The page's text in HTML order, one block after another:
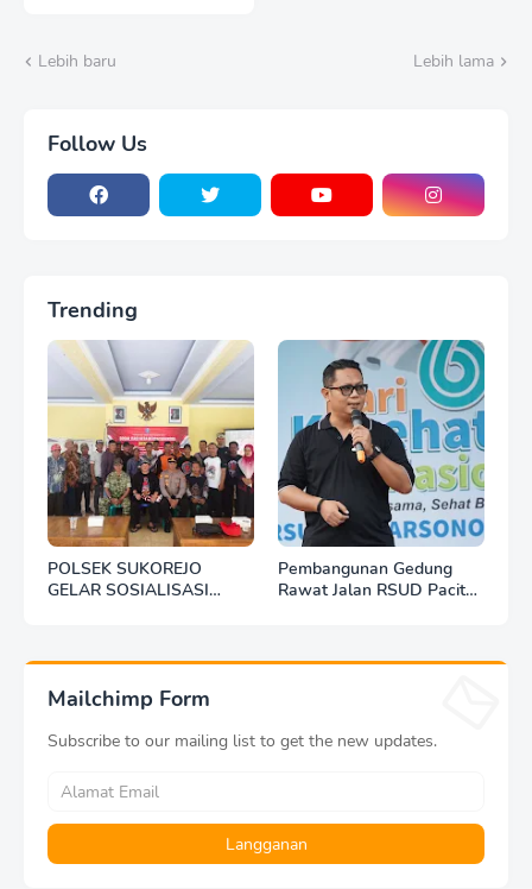
Lebih baru
Lebih lama
Follow Us
Trending
POLSEK SUKOREJO
GELAR SOSIALISASI
Pembangunan Gedung
Rawat Jalan RSUD Pacitan
Mailchimp Form
Subscribe to our mailing list to get the new updates.